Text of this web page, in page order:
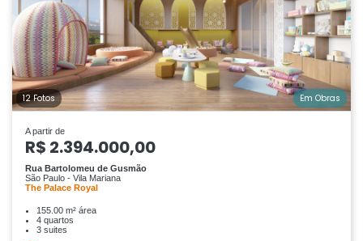
12 Fotos Em Obras
A partir de
R$ 2.394.000,00
Rua Bartolomeu de Gusmão
São Paulo - Vila Mariana
The Palace Royal
155.00 m² área
4 quartos
3 suites